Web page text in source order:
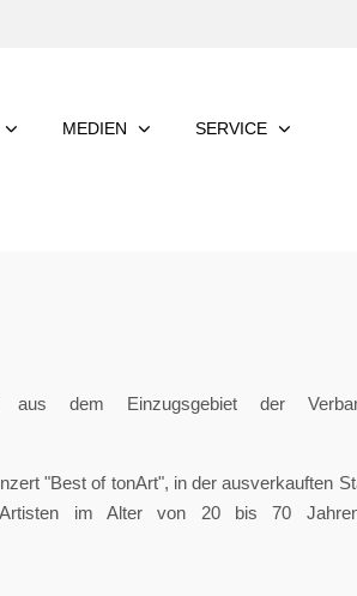
MEDIEN SERVICE
dem Einzugsgebiet der
"Best of tonArt", in der ausverkauften
im Alter von 20 bis 70